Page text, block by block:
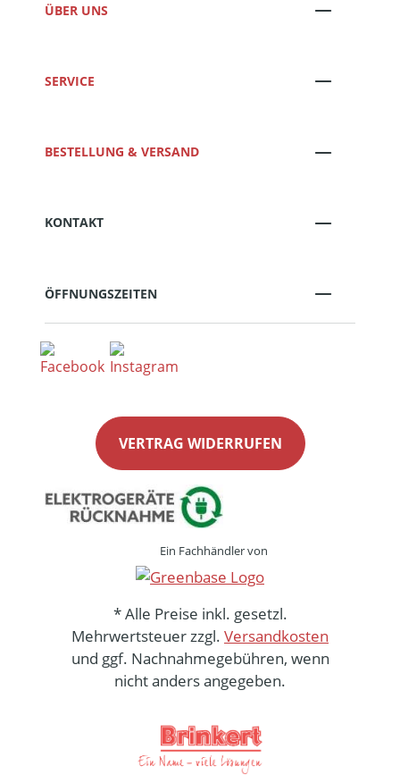
ÜBER UNS
SERVICE
BESTELLUNG & VERSAND
KONTAKT
ÖFFNUNGSZEITEN
VERTRAG WIDERRUFEN
Ein Fachhändler von
* Alle Preise inkl. gesetzl.
Mehrwertsteuer zzgl. Versandkosten
und ggf. Nachnahmegebühren, wenn
nicht anders angegeben.